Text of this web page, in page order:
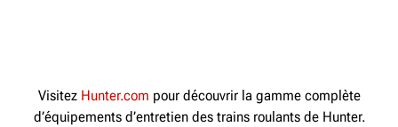
conceptions familières et
personnalisables.
Visitez Hunter.com pour découvrir la gamme complète
d’équipements d’entretien des trains roulants de Hunter.